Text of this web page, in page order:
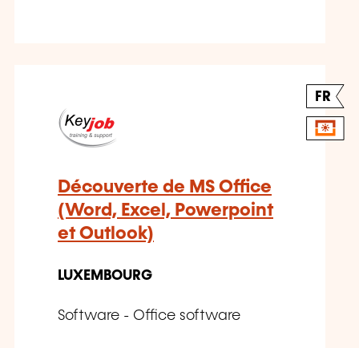
FR
Découverte de MS Office
(Word, Excel, Powerpoint
et Outlook)
LUXEMBOURG
Software - Office software